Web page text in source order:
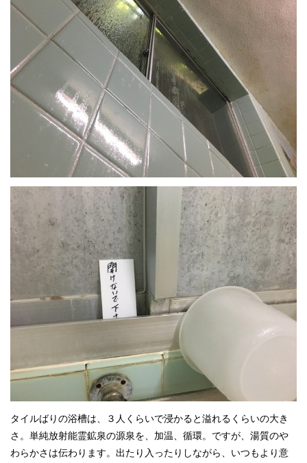
タイルばりの浴槽は、３人くらいで浸かると溢れるくらいの大き
さ。単純放射能霊鉱泉の源泉を、加温、循環。ですが、湯質のや
わらかさは伝わります。出たり入ったりしながら、いつもより意